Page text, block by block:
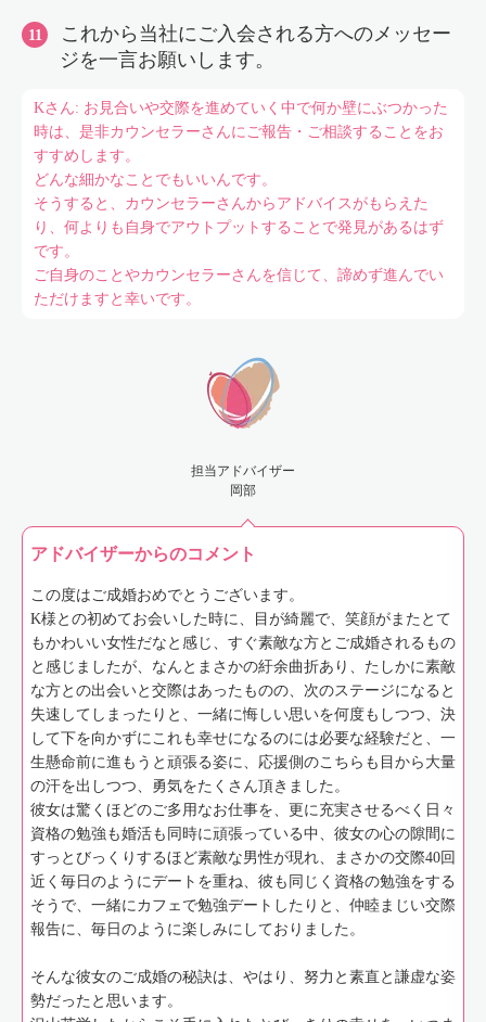
これから当社にご入会される方へのメッセー
ジを一言お願いします。
Kさん: お見合いや交際を進めていく中で何か壁にぶつかった
時は、是非カウンセラーさんにご報告・ご相談することをお
すすめします。
どんな細かなことでもいいんです。
そうすると、カウンセラーさんからアドバイスがもらえた
り、何よりも自身でアウトプットすることで発見があるはず
です。
ご自身のことやカウンセラーさんを信じて、諦めず進んでい
ただけますと幸いです。
担当アドバイザー
岡部
アドバイザーからのコメント
この度はご成婚おめでとうございます。
K様との初めてお会いした時に、目が綺麗で、笑顔がまたとて
もかわいい女性だなと感じ、すぐ素敵な方とご成婚されるもの
と感じましたが、なんとまさかの紆余曲折あり、たしかに素敵
な方との出会いと交際はあったものの、次のステージになると
失速してしまったりと、一緒に悔しい思いを何度もしつつ、決
して下を向かずにこれも幸せになるのには必要な経験だと、一
生懸命前に進もうと頑張る姿に、応援側のこちらも目から大量
の汗を出しつつ、勇気をたくさん頂きました。
彼女は驚くほどのご多用なお仕事を、更に充実させるべく日々
資格の勉強も婚活も同時に頑張っている中、彼女の心の隙間に
すっとびっくりするほど素敵な男性が現れ、まさかの交際40回
近く毎日のようにデートを重ね、彼も同じく資格の勉強をする
そうで、一緒にカフェで勉強デートしたりと、仲睦まじい交際
報告に、毎日のように楽しみにしておりました。
そんな彼女のご成婚の秘訣は、やはり、努力と素直と謙虚な姿
勢だったと思います。